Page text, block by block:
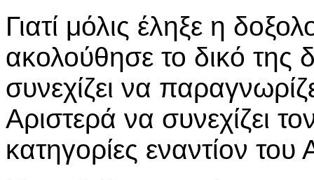
Γιατί μόλις έληξε η
ακολούθησε το δικό της
συνεχίζει να
Αριστερά να συνεχίζει
κατηγορίες εναντίον